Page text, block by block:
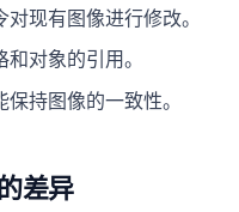
对现有图像进行修改。
对象的引用。
持图像的一致性。
差异